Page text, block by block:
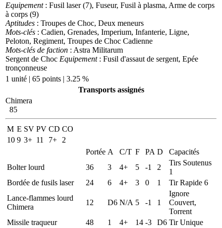
Equipement: Fusil laser (7), Fuseur, Fusil à plasma, Arme de corps
à corps (9)
Aptitudes : Troupes de Choc, Deux meneurs
Mots-clés : Cadien, Grenades, Imperium, Infanterie, Ligne,
Peloton, Regiment, Troupes de Choc Cadienne
Mots-clés de faction : Astra Militarum
Sergent de Choc Equipement: Fusil d'assaut de sergent, Epée
tronçonneuse
1 unité | 65 points | 3.25 %
Transports assignés
Chimera
85
M E SV PV CD CO
10 9 3+ 11 7+
2
Portée A C/T F PA D
Capacités
Bolter lourd
36 3 4+ 5 -1 2
Tirs Soutenus
1
Bordée de fusils laser
24 6 4+ 3 0 1
Tir Rapide 6
Lance-flammes lourd
Chimera
12 D6 N/A 5 -1 1
Ignore
Couvert,
Torrent
Missile traqueur
48 1 4+ 14 -3 D6 Tir Unique